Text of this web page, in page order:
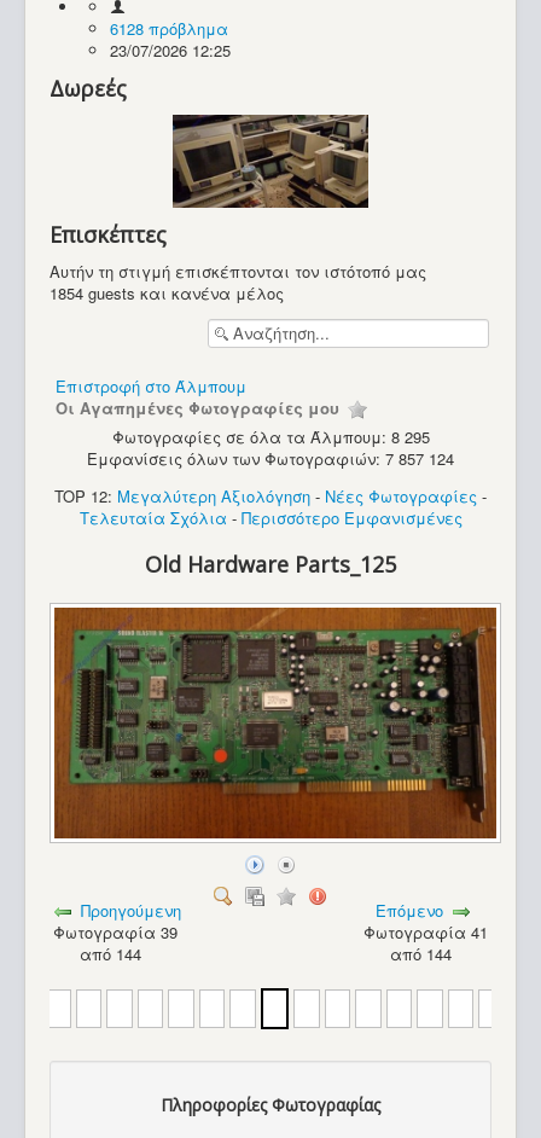
Υπολογιστές
Amstrad PC 1512
6128 πρόβλημα
23/07/2026 12:25
Δωρεές
Επισκέπτες
Αυτήν τη στιγμή επισκέπτονται τον ιστότοπό μας
1854 guests και κανένα μέλος
Επιστροφή στο Άλμπουμ
Οι Αγαπημένες Φωτογραφίες μου
Φωτογραφίες σε όλα τα Άλμπουμ: 8 295
Εμφανίσεις όλων των Φωτογραφιών: 7 857 124
TOP 12: Μεγαλύτερη Αξιολόγηση - Νέες Φωτογραφίες -
Τελευταία Σχόλια - Περισσότερο Εμφανισμένες
Old Hardware Parts_125
Προηγούμενη
Φωτογραφία 39
από 144
Επόμενο
Φωτογραφία 41
από 144
Πληροφορίες Φωτογραφίας